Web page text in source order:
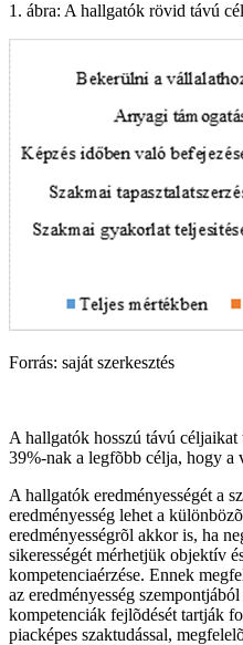
1. ábra: A hallgatók rövid távú
Forrás: saját szerkesztés
A hallgatók hosszú távú
39%-nak a legfõbb célja, hogy a
A hallgatók eredményességét a
eredményesség lehet a
eredményességrõl akkor is, ha
sikerességét mérhetjük objektív
kompetenciaérzése. Ennek
az eredményesség
kompetenciák fejlõdését tartják
piacképes szaktudással,